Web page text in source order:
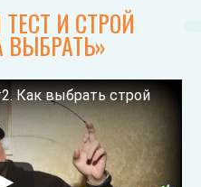
И СТРОЙ
Как выбрать строй